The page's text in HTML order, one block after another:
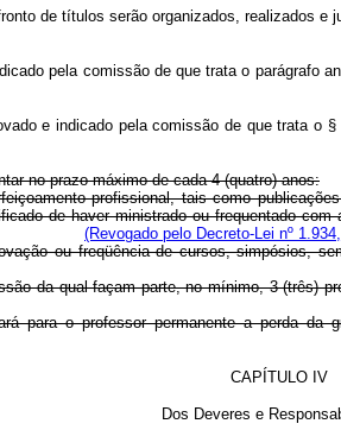
de títulos serão organizados, realizados
pela comissão de que trata o parágrafo
e indicado pela comissão de que trata
no prazo máximo de cada 4 (quatro) anos:
profissional, tais como
de haver ministrado ou frequentado
(Revogado pelo Decreto-Lei nº
ou freqüência de cursos, simpósios,
da qual façam parte, no mínimo, 3 (três)
para o professor permanente a perda
CAPÍTULO IV
Dos Deveres e